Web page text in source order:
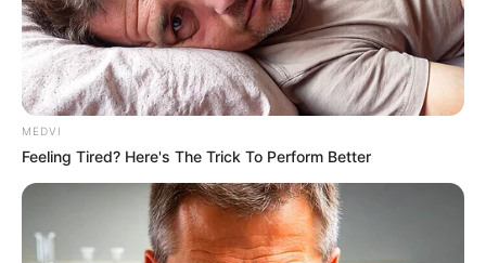
ภาพรวมดวงชะตาในเดือนนี้ สองจิตสองใจทำอะไรไม่ค่อย
ถูก ลังเล อารมณ์แปรปรวน พยายามนั่งสมาธิสวดมนต์จะ
ทำให้มีสมาธิมากขึ้น
MEDVI
Feeling Tired? Here's The Trick To Perform Better